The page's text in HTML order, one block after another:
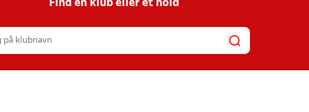
Find en klub eller et hold